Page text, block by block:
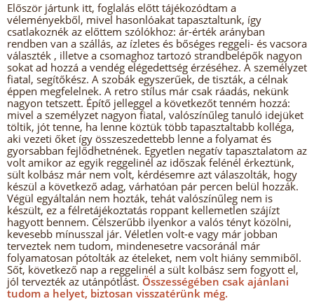
Először jártunk itt, foglalás előtt tájékozódtam a
véleményekből, mivel hasonlóakat tapasztaltunk, így
csatlakoznék az előttem szólókhoz: ár-érték arányban
rendben van a szállás, az ízletes és bőséges reggeli- és vacsora
választék , illetve a csomaghoz tartozó strandbelépők nagyon
sokat ad hozzá a vendég elégedettség érzéséhez. A személyzet
fiatal, segítőkész. A szobák egyszerűek, de tiszták, a célnak
éppen megfelelnek. A retro stílus már csak ráadás, nekünk
nagyon tetszett. Építő jelleggel a következőt tenném hozzá:
mivel a személyzet nagyon fiatal, valószínűleg tanuló idejüket
töltik, jót tenne, ha lenne köztük több tapasztaltabb kolléga,
aki vezeti őket így összeszedettebb lenne a folyamat és
gyorsabban fejlődhetnének. Egyetlen negatív tapasztalatom az
volt amikor az egyik reggelinél az időszak felénél érkeztünk,
sült kolbász már nem volt, kérdésemre azt válaszolták, hogy
készül a következő adag, várhatóan pár percen belül hozzák.
Végül egyáltalán nem hozták, tehát valószínűleg nem is
készült, ez a félretájékoztatás roppant kellemetlen szájízt
hagyott bennem. Célszerűbb ilyenkor a valós tényt közölni,
kevesebb mínusszal jár. Véletlen volt-e vagy már jobban
terveztek nem tudom, mindenesetre vacsoránál már
folyamatosan pótolták az ételeket, nem volt hiány semmiből.
Sőt, következő nap a reggelinél a sült kolbász sem fogyott el,
jól tervezték az utánpótlást. Összességében csak ajánlani
tudom a helyet, biztosan visszatérünk még.